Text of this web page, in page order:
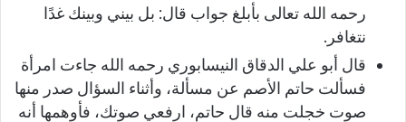
رحمه الله تعالى بأبلغ جواب قال: بل بيني وبينك غدًا
نتغافر.
قال أبو علي الدقاق النيسابوري رحمه الله جاءت امرأة
فسألت حاتم الأصم عن مسألة، وأثناء السؤال صدر منها
صوت خجلت منه قال حاتم، ارفعي صوتك، فأوهمها أنه